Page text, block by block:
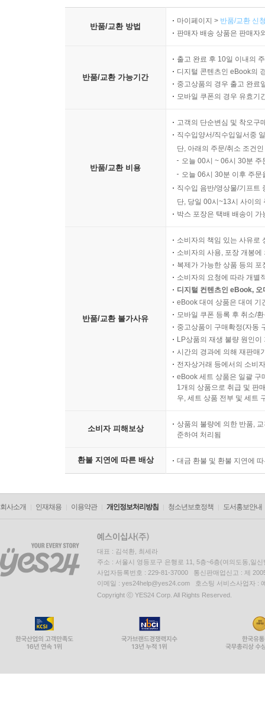
반품/교환 방법
마이페이지 > 반품/교환 신
판매자 배송 상품은 판매자
반품/교환 가능기간
출고 완료 후 10일 이내의
디지털 콘텐츠인 eBook의
중고상품의 경우 출고 완료
모바일 쿠폰의 경우 유효기
반품/교환 비용
고객의 단순변심 및 착오구
직수입양서/직수입일서중
단, 아래의 주문/취소 조건
오늘 00시 ~ 06시 30분
오늘 06시 30분 이후 주
직수입 음반/영상물/기프트
단, 당일 00시~13시 사이의
박스 포장은 택배 배송이
반품/교환 불가사유
소비자의 책임 있는 사유로
소비자의 사용, 포장 개봉
복제가 가능한 상품 등의
소비자의 요청에 따라 개별
디지털 컨텐츠인 eBook,
eBook 대여 상품은 대여 기
모바일 쿠폰 등록 후 취소/
중고상품이 구매확정(자동
LP상품의 재생 불량 원인
시간의 경과에 의해 재판매
전자상거래 등에서의 소비
eBook 세트 상품은 일괄 구
1개의 상품으로 취급 및 판
우, 세트 상품 전부 및 세트
소비자 피해보상
상품의 불량에 의한 반품,
준하여 처리됨
환불 지연에 따른 배상 대금 환불 및 환불 지연에
회사소개 인재채용 이용약관 개인정보처리방침 청소년보호정책 도서홍보안내
대표 : 김석환, 최세라
주소 : 서울시 영등포구 은행로 11, 5층~6층(여의도동,일신
사업자등록번호 : 229-81-37000 통신판매업신고 : 제
이메일 : yes24help@yes24.com 호스팅 서비스사업자 :
Copyright ⓒ YES24 Corp. All Rights Reserved.